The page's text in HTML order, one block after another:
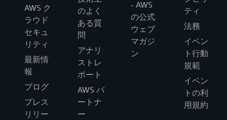
AWS ク
ラウド
セキュ
リティ
最新情
報
ブログ
プレス
リリー
のよく
ある質
問
アナリ
ストレ
ポート
AWS パ
ートナ
ー
- AWS
の公式
ウェブ
マガジ
ン
ティ
法務
イベン
ト行動
規範
イベン
トの利
用規約